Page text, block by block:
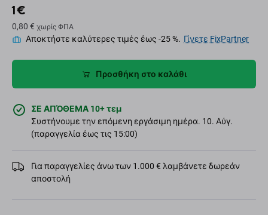
1 €
0,80 € χωρίς ΦΠΑ
Αποκτήστε καλύτερες τιμές έως -25 %. Γίνετε FixPartner
Προσθήκη στο καλάθι
ΣΕ ΑΠΌΘΕΜΑ 10+ τεμ
Συστήνουμε την επόμενη εργάσιμη ημέρα. 10. Αύγ.
(παραγγελία έως τις 15:00)
Για παραγγελίες άνω των 1.000 € λαμβάνετε δωρεάν
αποστολή